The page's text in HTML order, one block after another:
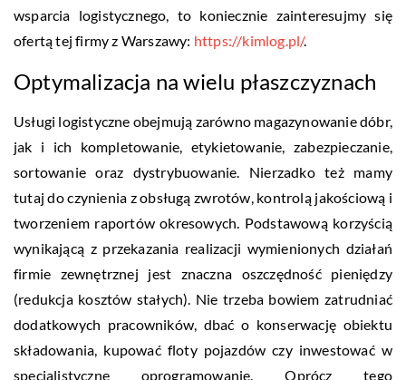
wsparcia logistycznego, to koniecznie zainteresujmy się
ofertą tej firmy z Warszawy: https://kimlog.pl/.
Optymalizacja na wielu płaszczyznach
Usługi logistyczne obejmują zarówno magazynowanie dóbr,
jak i ich kompletowanie, etykietowanie, zabezpieczanie,
sortowanie oraz dystrybuowanie. Nierzadko też mamy
tutaj do czynienia z obsługą zwrotów, kontrolą jakościową i
tworzeniem raportów okresowych. Podstawową korzyścią
wynikającą z przekazania realizacji wymienionych działań
firmie zewnętrznej jest znaczna oszczędność pieniędzy
(redukcja kosztów stałych). Nie trzeba bowiem zatrudniać
dodatkowych pracowników, dbać o konserwację obiektu
składowania, kupować floty pojazdów czy inwestować w
specjalistyczne oprogramowanie. Oprócz tego